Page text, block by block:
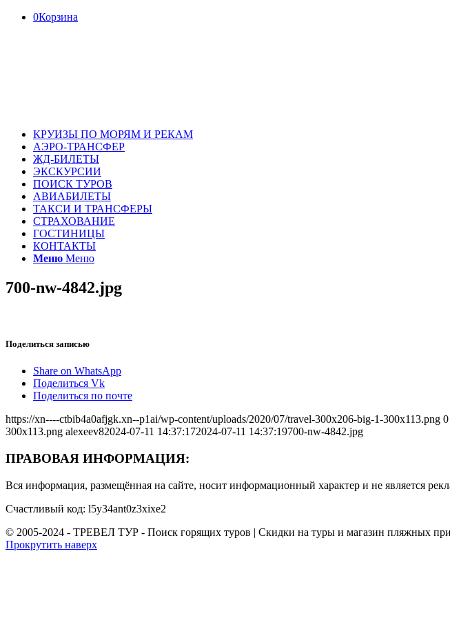
0Корзина
КРУИЗЫ ПО МОРЯМ И РЕКАМ
АЭРО-ТРАНСФЕР
ЖД-БИЛЕТЫ
ЭКСКУРСИИ
ПОИСК ТУРОВ
АВИАБИЛЕТЫ
ТАКСИ И ТРАНСФЕРЫ
СТРАХОВАНИЕ
ГОСТИНИЦЫ
КОНТАКТЫ
Меню Меню
700-nw-4842.jpg
Поделиться записью
Share on WhatsApp
Поделиться Vk
Поделиться по почте
https://xn----ctbib4a0afjgk.xn--p1ai/wp-content/uploads/2020/07/travel-300x206-big-1-300x113.png 0
300x113.png alexeev82024-07-11 14:37:172024-07-11 14:37:19700-nw-4842.jpg
ПРАВОВАЯ ИНФОРМАЦИЯ:
Вся информация, размещённая на сайте, носит информационный характер и не является
Счастливый код: l5y34ant0z3xixe2
© 2005-2024 - ТРЕВЕЛ ТУР - Поиск горящих туров | Скидки на туры и магазин пляжных
Прокрутить наверх